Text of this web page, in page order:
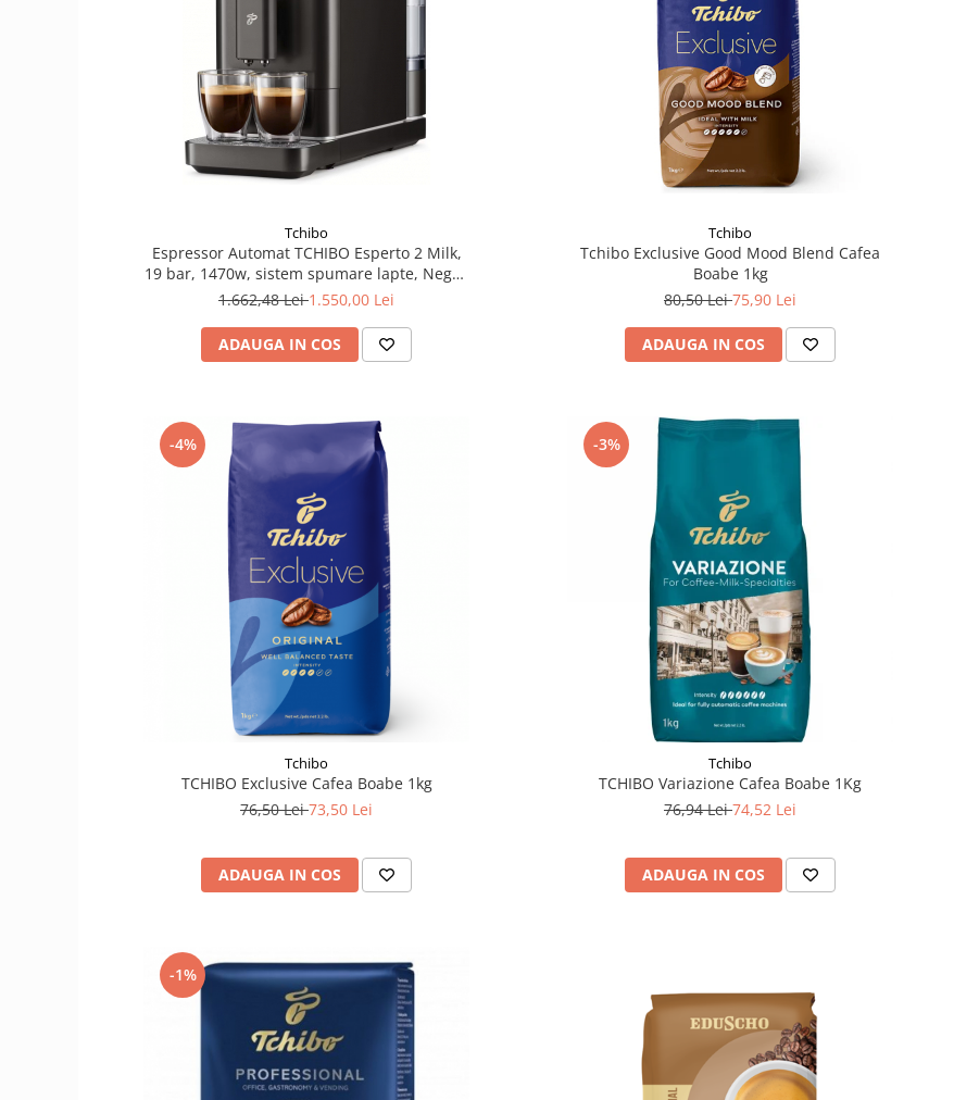
Tchibo
Espressor Automat TCHIBO Esperto 2 Milk,
19 bar, 1470w, sistem spumare lapte, Negru
Granit
1.662,48 Lei1.550,00 Lei
ADAUGA IN COS
Tchibo
Tchibo Exclusive Good Mood Blend Cafea
Boabe 1kg
80,50 Lei75,90 Lei
ADAUGA IN COS
-4%
Tchibo
TCHIBO Exclusive Cafea Boabe 1kg
76,50 Lei73,50 Lei
ADAUGA IN COS
-3%
Tchibo
TCHIBO Variazione Cafea Boabe 1Kg
76,94 Lei74,52 Lei
ADAUGA IN COS
-1%